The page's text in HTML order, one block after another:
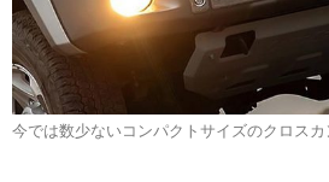
今では数少ないコンパクトサイズのクロス